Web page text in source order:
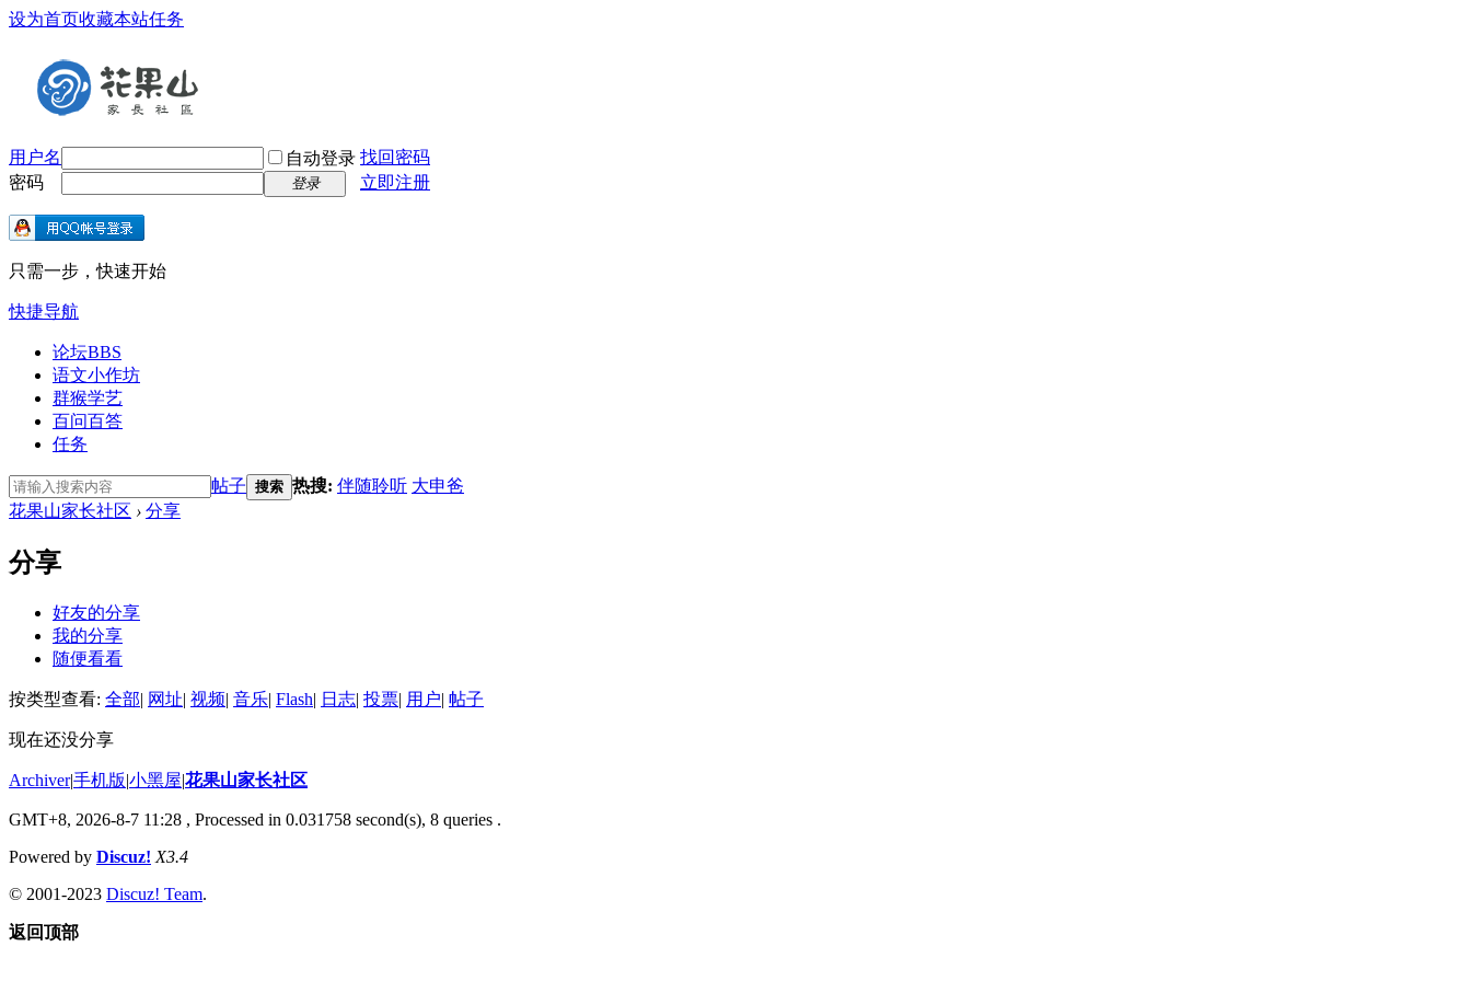
设为首页收藏本站任务
用户名 自动登录 找回密码
密码
登录 立即注册
只需一步，快速开始
快捷导航
论坛BBS
语文小作坊
群猴学艺
百问百答
任务
帖子 搜索 热搜: 伴随聆听 大申爸
花果山家长社区 › 分享
分享
好友的分享
我的分享
随便看看
按类型查看: 全部| 网址| 视频| 音乐| Flash| 日志| 投票| 用户| 帖子
现在还没分享
Archiver|手机版|小黑屋|花果山家长社区
GMT+8, 2026-8-7 11:28 , Processed in 0.031758 second(s), 8 queries .
Powered by Discuz! X3.4
© 2001-2023 Discuz! Team.
返回顶部